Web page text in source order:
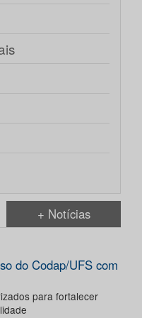
+ Notícias
do Codap/UFS com
para fortalecer